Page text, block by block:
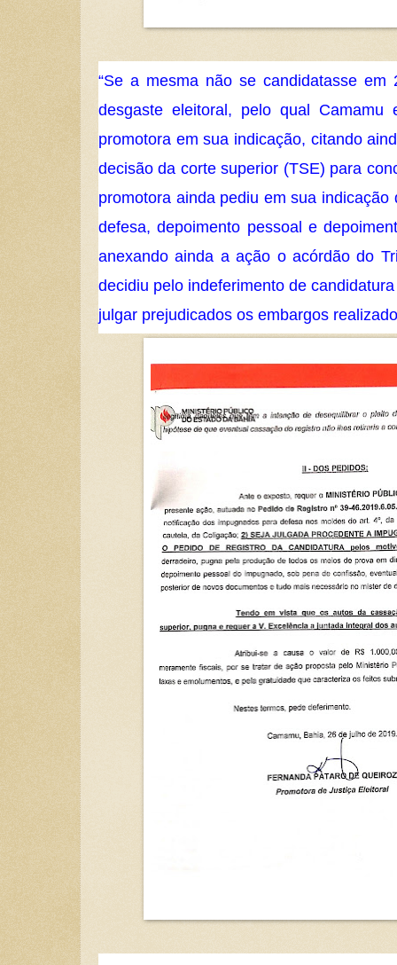
“Se a mesma não se candidatasse em
desgaste eleitoral, pelo qual Camamu
promotora em sua indicação, citando
decisão da corte superior (TSE) para
promotora ainda pediu em sua
defesa, depoimento pessoal e
anexando ainda a ação o acórdão do
decidiu pelo indeferimento de
julgar prejudicados os embargos